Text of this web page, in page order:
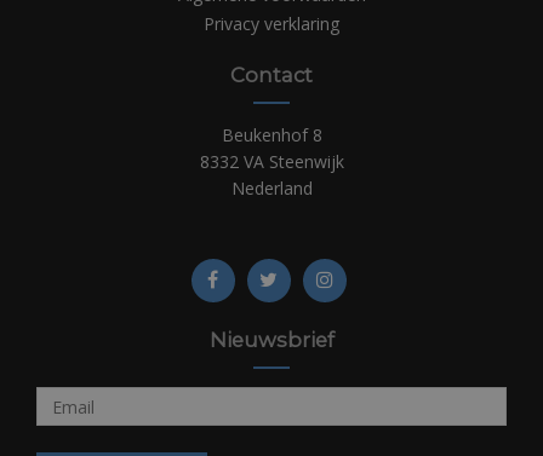
Privacy verklaring
Contact
Beukenhof 8
8332 VA Steenwijk
Nederland
Nieuwsbrief